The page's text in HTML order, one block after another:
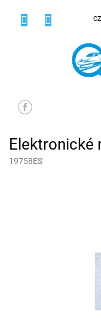
Elektronické
19758ES